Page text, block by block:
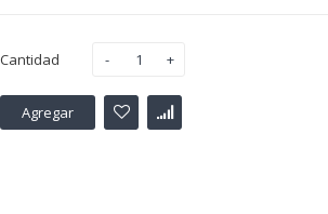
Cantidad
Agregar